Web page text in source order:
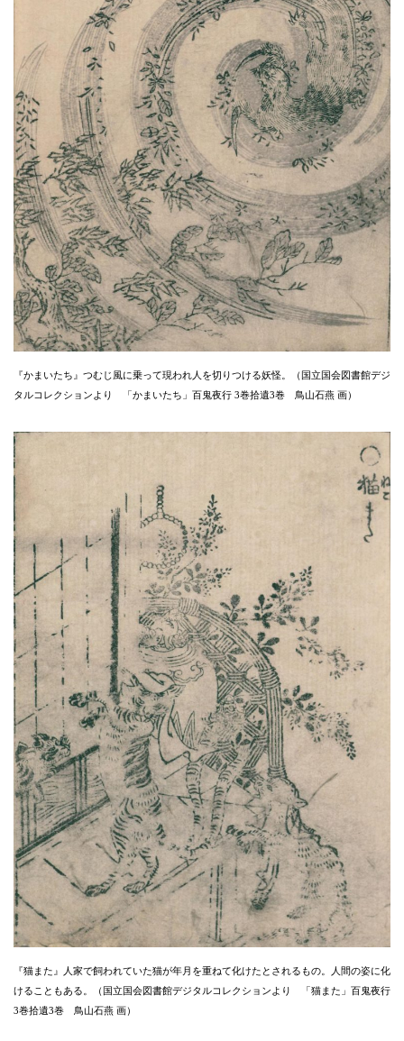
『かまいたち』つむじ風に乗って現われ人を切りつける妖怪。（国立国会図書館デジ
タルコレクションより 「かまいたち」百鬼夜行 3巻拾遺3巻 鳥山石燕 画）
『猫また』人家で飼われていた猫が年月を重ねて化けたとされるもの。人間の姿に化
けることもある。（国立国会図書館デジタルコレクションより 「猫また」百鬼夜行
3巻拾遺3巻 鳥山石燕 画）